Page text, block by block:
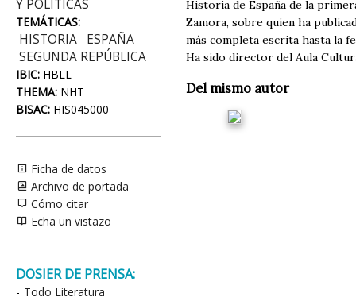
Y POLÍTICAS
TEMÁTICAS:
HISTORIA
ESPAÑA
SEGUNDA REPÚBLICA
IBIC: HBLL
THEMA: NHT
BISAC: HIS045000
Ficha de datos
Archivo de portada
Cómo citar
Echa un vistazo
DOSIER DE PRENSA:
- Todo Literatura
Historia de España de la
Zamora, sobre quien ha
más completa escrita hasta la
Ha sido director del Aula
Del mismo autor